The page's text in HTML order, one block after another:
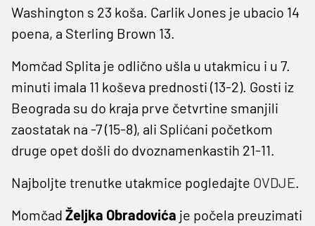
Washington s 23 koša. Carlik Jones je ubacio 14
poena, a Sterling Brown 13.
Momčad Splita je odlično ušla u utakmicu i u 7.
minuti imala 11 koševa prednosti (13-2). Gosti iz
Beograda su do kraja prve četvrtine smanjili
zaostatak na -7 (15-8), ali Splićani početkom
druge opet došli do dvoznamenkastih 21-11.
Najboljte trenutke utakmice pogledajte OVDJE.
Momčad Željka Obradovića je počela preuzimati